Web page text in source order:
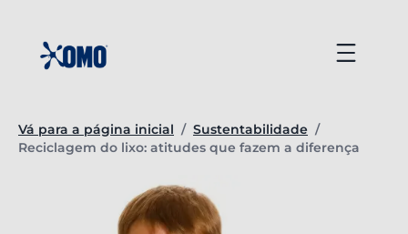
conteúdo
Vá para a página inicial / Sustentabilidade /
Página atual:
Reciclagem do lixo: atitudes que fazem a diferença